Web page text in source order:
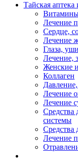
Тайская аптека
Лечение
Сердце,
Лечение
Глаза,
Лечение,
Женские
Коллаген
Лечение
Лечение
Средства
системы
Средства
Лечение